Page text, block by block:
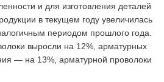
и для изготовления деталей
в текущем году увеличилась
периодом прошлого года.
выросли на 12%, арматурных
— на 13%, арматурной проволоки